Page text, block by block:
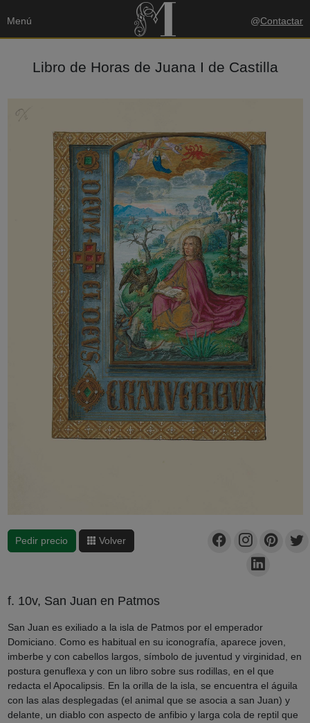
Menú @Contactar
Libro de Horas de Juana I de Castilla
Pedir precio Volver
f. 10v, San Juan en Patmos
San Juan es exiliado a la isla de Patmos por el emperador
Domiciano. Como es habitual en su iconografía, aparece joven,
imberbe y con cabellos largos, símbolo de juventud y virginidad, en
postura genuflexa y con un libro sobre sus rodillas, en el que
redacta el Apocalipsis. En la orilla de la isla, se encuentra el águila
con las alas desplegadas (el animal que se asocia a san Juan) y
delante, un diablo con aspecto de anfibio y larga cola de reptil que